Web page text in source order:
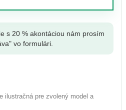
s 20 % akontáciou nám prosím
vo formulári.
ilustračná pre zvolený model a